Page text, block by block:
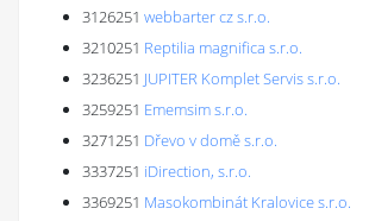
3126251 webbarter cz s.r.o.
3210251 Reptilia magnifica s.r.o.
3236251 JUPITER Komplet Servis s.r.o.
3259251 Ememsim s.r.o.
3271251 Dřevo v domě s.r.o.
3337251 iDirection, s.r.o.
3369251 Masokombinát Kralovice s.r.o.